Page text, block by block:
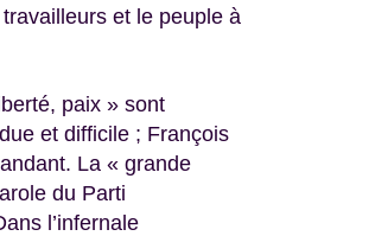
et le peuple à
paix » sont
et difficile ; François
La « grande
du Parti
l’infernale